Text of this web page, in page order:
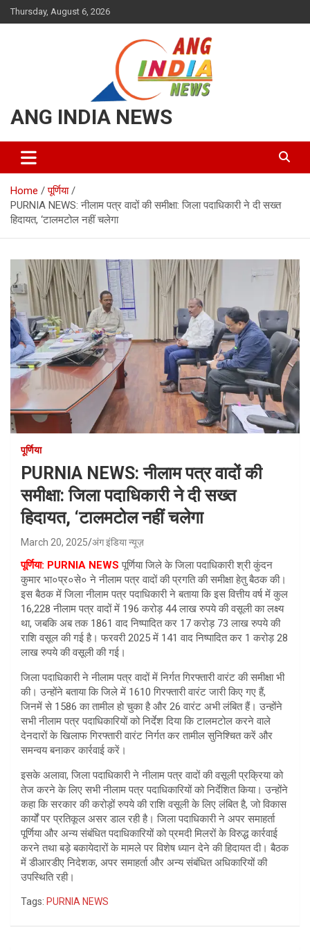
Skip
to
Thursday, August 6, 2026
ANG INDIA NEWS
Home
पूर्णिया
PURNIA NEWS: नीलाम पत्र वादों की समीक्षा: जिला पदाधिकारी ने दी सख्त
हिदायत, ‘टालमटोल नहीं चलेगा
पूर्णिया
PURNIA NEWS: नीलाम पत्र वादों की
समीक्षा: जिला पदाधिकारी ने दी सख्त
हिदायत, ‘टालमटोल नहीं चलेगा
March 20, 2025 अंग इंडिया न्यूज़
पूर्णिया: PURNIA NEWS पूर्णिया जिले के जिला पदाधिकारी श्री कुंदन
कुमार भा०प्र०से० ने नीलाम पत्र वादों की प्रगति की समीक्षा हेतु बैठक की।
इस बैठक में जिला नीलाम पत्र पदाधिकारी ने बताया कि इस वित्तीय वर्ष में कुल
16,228 नीलाम पत्र वादों में 196 करोड़ 44 लाख रुपये की वसूली का लक्ष्य
था, जबकि अब तक 1861 वाद निष्पादित कर 17 करोड़ 73 लाख रुपये की
राशि वसूल की गई है। फरवरी 2025 में 141 वाद निष्पादित कर 1 करोड़ 28
लाख रुपये की वसूली की गई।
जिला पदाधिकारी ने नीलाम पत्र वादों में निर्गत गिरफ्तारी वारंट की समीक्षा भी
की। उन्होंने बताया कि जिले में 1610 गिरफ्तारी वारंट जारी किए गए हैं,
जिनमें से 1586 का तामील हो चुका है और 26 वारंट अभी लंबित हैं। उन्होंने
सभी नीलाम पत्र पदाधिकारियों को निर्देश दिया कि टालमटोल करने वाले
देनदारों के खिलाफ गिरफ्तारी वारंट निर्गत कर तामील सुनिश्चित करें और
समन्वय बनाकर कार्रवाई करें।
इसके अलावा, जिला पदाधिकारी ने नीलाम पत्र वादों की वसूली प्रक्रिया को
तेज करने के लिए सभी नीलाम पत्र पदाधिकारियों को निर्देशित किया। उन्होंने
कहा कि सरकार की करोड़ों रुपये की राशि वसूली के लिए लंबित है, जो विकास
कार्यों पर प्रतिकूल असर डाल रही है। जिला पदाधिकारी ने अपर समाहर्ता
पूर्णिया और अन्य संबंधित पदाधिकारियों को प्रमदी मिलरों के विरुद्ध कार्रवाई
करने तथा बड़े बकायेदारों के मामले पर विशेष ध्यान देने की हिदायत दी। बैठक
में डीआरडीए निदेशक, अपर समाहर्ता और अन्य संबंधित अधिकारियों की
उपस्थिति रही।
Tags: PURNIA NEWS